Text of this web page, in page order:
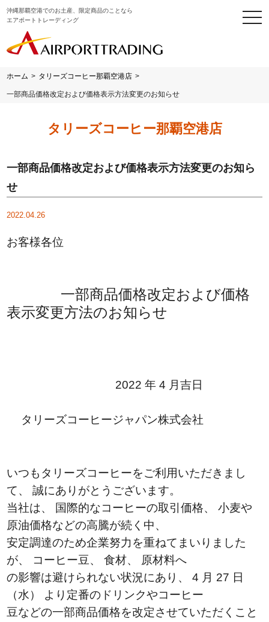
沖縄那覇空港でのお土産、限定商品のことなら
エアポートトレーディング
ホーム > タリーズコーヒー那覇空港店 >
一部商品価格改定および価格表示方法変更のお知らせ
タリーズコーヒー那覇空港店
一部商品価格改定および価格表示方法変更のお知ら
せ
2022.04.26
お客様各位
一部商品価格改定および価格
表示変更方法のお知らせ
2022 年 4 月吉日
タリーズコーヒージャパン株式会社
いつもタリーズコーヒーをご利用いただきまし
て、 誠にありがとうございます。
当社は、 国際的なコーヒーの取引価格、 小麦や
原油価格などの高騰が続く中、
安定調達のため企業努力を重ねてまいりました
が、 コーヒー豆、 食材、 原材料へ
の影響は避けられない状況にあり、 4 月 27 日
（水） より定番のドリンクやコーヒー
豆などの一部商品価格を改定させていただくこと